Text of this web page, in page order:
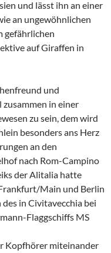
und lässt ihn an einer
an ungewöhnlichen
gefährlichen
auf Giraffen in
und
in einer
zu sein, dem wird
besonders ans Herz
an den
nach Rom-Campino
der Alitalia hatte
Main und Berlin
in Civitavecchia bei
Flaggschiffs MS
Kopfhörer miteinander